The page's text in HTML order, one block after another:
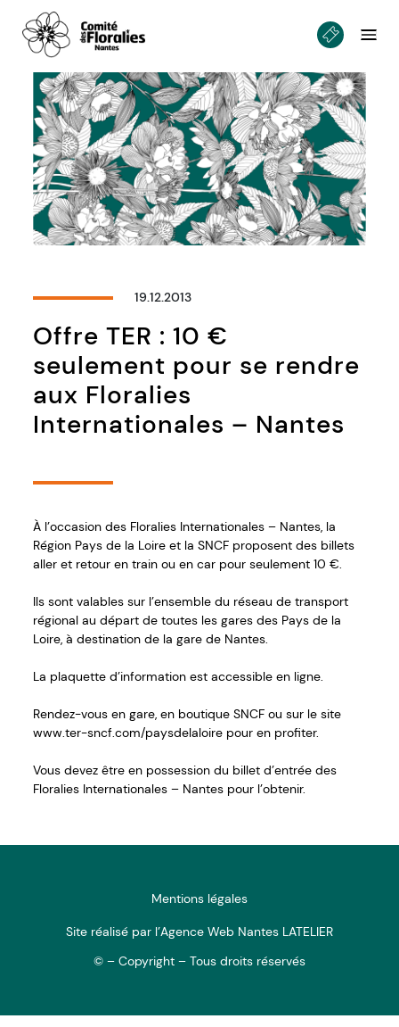
19.12.2013
Offre TER : 10 €
seulement pour se rendre
aux Floralies
Internationales – Nantes
À l’occasion des Floralies Internationales – Nantes, la
Région Pays de la Loire et la SNCF proposent des billets
aller et retour en train ou en car pour seulement 10 €.
Ils sont valables sur l’ensemble du réseau de transport
régional au départ de toutes les gares des Pays de la
Loire, à destination de la gare de Nantes.
La plaquette d’information est accessible en ligne.
Rendez-vous en gare, en boutique SNCF ou sur le site
www.ter-sncf.com/paysdelaloire pour en profiter.
Vous devez être en possession du billet d’entrée des
Floralies Internationales – Nantes pour l’obtenir.
Mentions légales
Site réalisé par l’Agence Web Nantes LATELIER
© – Copyright – Tous droits réservés